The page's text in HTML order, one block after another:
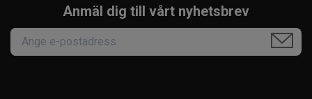
Anmäl dig till vårt nyhetsbrev